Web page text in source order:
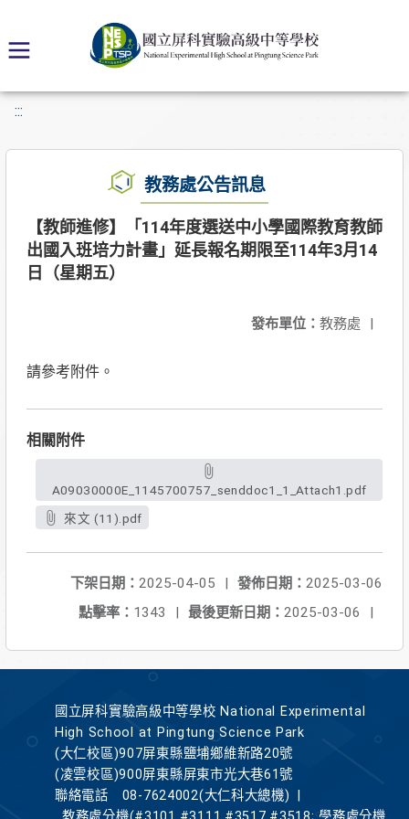
:::
教務處公告訊息
【教師進修】「114年度選送中小學國際教育教師
出國入班培力計畫」延長報名期限至114年3月14
日（星期五）
發布單位： 教務處 |
請參考附件。
相關附件
A09030000E_1145700757_senddoc1_1_Attach1.pdf
來文 (11).pdf
發佈日期： 2025-03-06
下架日期： 2025-04-05
|
最後更新日期： 2025-03-06 |
點擊率： 1343 |
國立屏科實驗高級中等學校 National Experimental
High School at Pingtung Science Park
(大仁校區)907屏東縣鹽埔鄉維新路20號
(凌雲校區)900屏東縣屏東市光大巷61號
聯絡電話
08-7624002(大仁科大總機)